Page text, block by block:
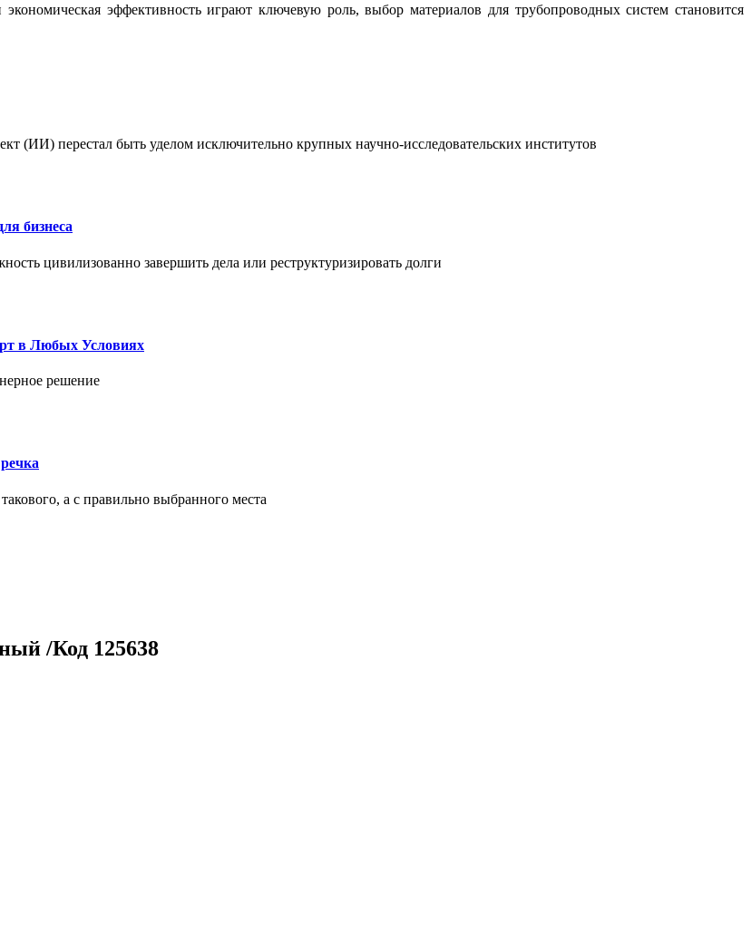
эффективность играют ключевую роль, выбор материалов для трубопроводных систем становится
(ИИ) перестал быть уделом исключительно крупных научно-исследовательских институтов
бизнеса
цивилизованно завершить дела или реструктуризировать долги
в Любых Условиях
решение
а с правильно выбранного места
/Код 125638